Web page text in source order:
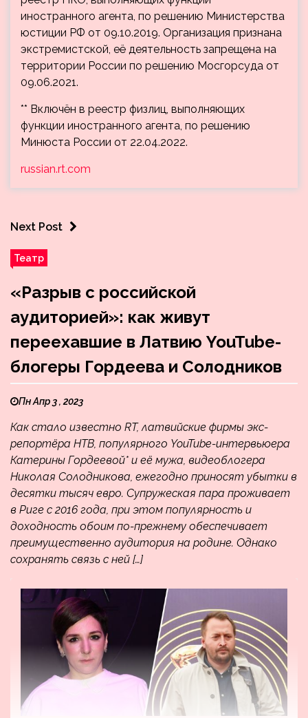
иностранного агента, по решению Министерства
юстиции РФ от 09.10.2019. Организация признана
экстремистской, её деятельность запрещена на
территории России по решению Мосгорсуда от
09.06.2021.
** Включён в реестр физлиц, выполняющих
функции иностранного агента, по решению
Минюста России от 22.04.2022.
russian.rt.com
Next Post
Театр
«Разрыв с российской
аудиторией»: как живут
переехавшие в Латвию YouTube-
блогеры Гордеева и Солодников
Пн Апр 3 , 2023
Как стало известно RT, латвийские фирмы экс-
репортёра НТВ, популярного YouTube-интервьюера
Катерины Гордеевой* и её мужа, видеоблогера
Николая Солодникова, ежегодно приносят убытки в
десятки тысяч евро. Супружеская пара проживает
в Риге с 2016 года, при этом популярность и
доходность обоим по-прежнему обеспечивает
преимущественно аудитория на родине. Однако
сохранять связь с ней […]